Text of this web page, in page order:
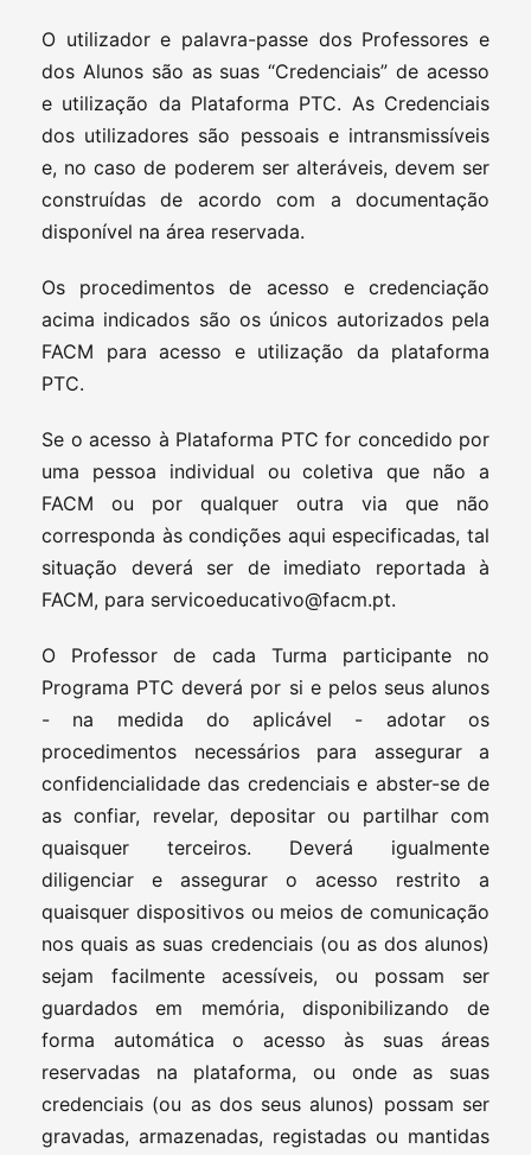
O utilizador e palavra-passe dos Professores e
dos Alunos são as suas “Credenciais” de acesso
e utilização da Plataforma PTC. As Credenciais
dos utilizadores são pessoais e intransmissíveis
e, no caso de poderem ser alteráveis, devem ser
construídas de acordo com a documentação
disponível na área reservada.
Os procedimentos de acesso e credenciação
acima indicados são os únicos autorizados pela
FACM para acesso e utilização da plataforma
PTC.
Se o acesso à Plataforma PTC for concedido por
uma pessoa individual ou coletiva que não a
FACM ou por qualquer outra via que não
corresponda às condições aqui especificadas, tal
situação deverá ser de imediato reportada à
FACM, para servicoeducativo@facm.pt.
O Professor de cada Turma participante no
Programa PTC deverá por si e pelos seus alunos
- na medida do aplicável - adotar os
procedimentos necessários para assegurar a
confidencialidade das credenciais e abster-se de
as confiar, revelar, depositar ou partilhar com
quaisquer terceiros. Deverá igualmente
diligenciar e assegurar o acesso restrito a
quaisquer dispositivos ou meios de comunicação
nos quais as suas credenciais (ou as dos alunos)
sejam facilmente acessíveis, ou possam ser
guardados em memória, disponibilizando de
forma automática o acesso às suas áreas
reservadas na plataforma, ou onde as suas
credenciais (ou as dos seus alunos) possam ser
gravadas, armazenadas, registadas ou mantidas